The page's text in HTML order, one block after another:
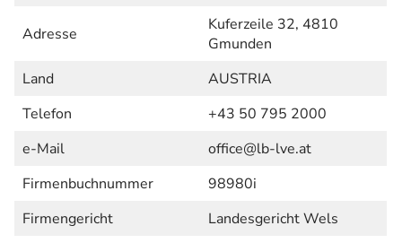
Adresse
Kuferzeile 32, 4810
Gmunden
Land
AUSTRIA
Telefon
+43 50 795 2000
e-Mail
office@lb-lve.at
Firmenbuchnummer
98980i
Firmengericht
Landesgericht Wels